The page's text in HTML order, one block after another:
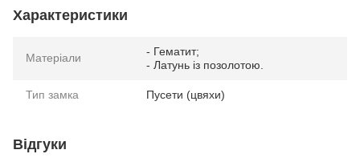
Характеристики
Матеріали
- Гематит;
- Латунь із позолотою.
Тип замка Пусети (цвяхи)
Відгуки